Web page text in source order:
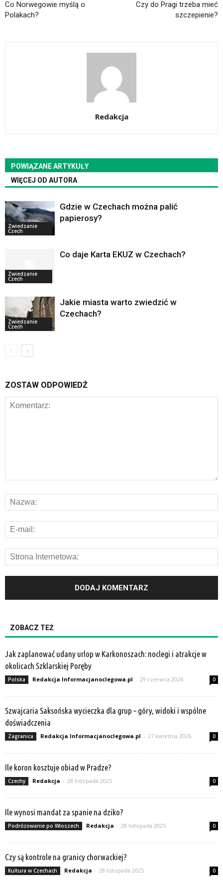
Co Norwegowie myślą o
Polakach?
Czy do Pragi trzeba mieć
szczepienie?
Redakcja
POWIĄZANE ARTYKUŁY
WIĘCEJ OD AUTORA
Zwiedzanie
Czech
Gdzie w Czechach można palić
papierosy?
Zwiedzanie
Czech
Co daje Karta EKUZ w Czechach?
Zwiedzanie
Czech
Jakie miasta warto zwiedzić w
Czechach?
ZOSTAW ODPOWIEDŹ
ZOBACZ TEŻ
Jak zaplanować udany urlop w Karkonoszach: noclegi i atrakcje w
okolicach Szklarskiej Poręby
Polska Redakcja Informacjanoclegowa.pl - 29 czerwca 2026 0
Szwajcaria Saksońska wycieczka dla grup – góry, widoki i wspólne
doświadczenia
Zagranica Redakcja Informacjanoclegowa.pl - 27 kwietnia 2026 0
Ile koron kosztuje obiad w Pradze?
Czechy Redakcja - 28 listopada 2025 0
Ile wynosi mandat za spanie na dziko?
Podróżowanie po Włoszech Redakcja - 28 listopada 2025 0
Czy są kontrole na granicy chorwackiej?
Kultura w Czechach Redakcja - 28 listopada 2025 0